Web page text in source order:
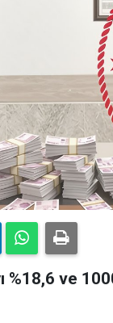
%18,6 ve